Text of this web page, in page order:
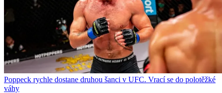
Poppeck rychle dostane druhou šanci v UFC. Vrací se do polotěžké
váhy